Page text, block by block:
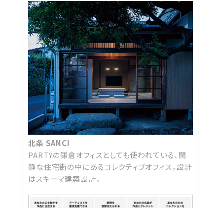
北条 SANCI
PARTYの鎌倉オフィスとしても使われている、閑
静な住宅街の中にあるコレクティブオフィス。設計
はスキーマ建築設計。